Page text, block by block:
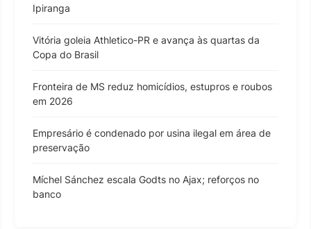
Ipiranga
Vitória goleia Athletico-PR e avança às quartas da
Copa do Brasil
Fronteira de MS reduz homicídios, estupros e roubos
em 2026
Empresário é condenado por usina ilegal em área de
preservação
Míchel Sánchez escala Godts no Ajax; reforços no
banco